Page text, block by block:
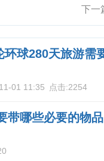
下一
环球280天旅游需
01 11:35 点击:2254
带哪些必要的物品